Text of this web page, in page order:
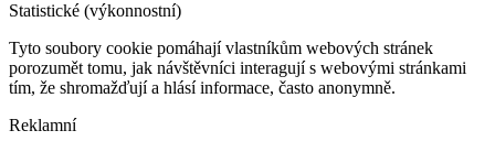
Statistické (výkonnostní)
Tyto soubory cookie pomáhají vlastníkům webových stránek
porozumět tomu, jak návštěvníci interagují s webovými stránkami
tím, že shromažďují a hlásí informace, často anonymně.
Reklamní